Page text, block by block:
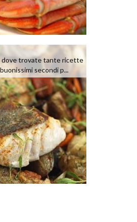
dove trovate tante ricette
secondi p...